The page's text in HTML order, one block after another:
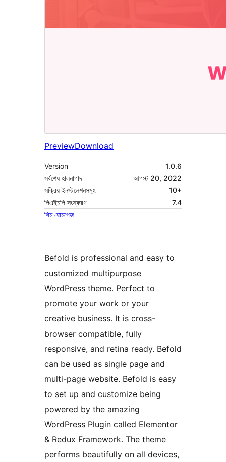
PreviewDownload
Version
1.0.6
সর্বশেষ হালনাগাদ
আগস্ট 20, 2022
সক্রিয় ইনস্টলেশনসমূহ
10+
পিএইচপি সংস্করণ
7.4
থিম হোমপেজ
Befold is professional and easy to
customized multipurpose
WordPress theme. Perfect to
promote your work or your
creative business. It is cross-
browser compatible, fully
responsive, and retina ready. Befold
can be used as single page and
multi-page website. Befold is easy
to set up and customize being
powered by the amazing
WordPress Plugin called Elementor
& Redux Framework. The theme
performs beautifully on all devices,